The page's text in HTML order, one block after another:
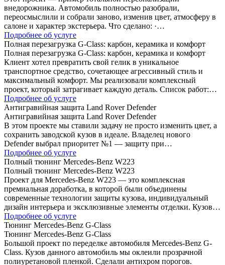
внедорожника. Автомобиль полностью разобрали,
переосмыслили и собрали заново, изменив цвет, атмосферу в
салоне и характер экстерьера. Что сделано: ·…
Подробнее об услуге
Полная перезагрузка G-Class: карбон, керамика и комфорт
Полная перезагрузка G-Class: карбон, керамика и комфорт
Клиент хотел превратить свой гелик в уникальное
транспортное средство, сочетающее агрессивный стиль и
максимальный комфорт. Мы реализовали комплексный
проект, который затрагивает каждую деталь. Список работ:…
Подробнее об услуге
Антигравийная защита Land Rover Defender
Антигравийная защита Land Rover Defender
В этом проекте мы ставили задачу не просто изменить цвет, а
сохранить заводской кузов в идеале. Владелец нового
Defender выбрал приоритет №1 — защиту при…
Подробнее об услуге
Полный тюнинг Mercedes-Benz W223
Полный тюнинг Mercedes-Benz W223
Проект для Mercedes-Benz W223 — это комплексная
премиальная доработка, в которой были объединены
современные технологии защиты кузова, индивидуальный
дизайн интерьера и эксклюзивные элементы отделки. Кузов…
Подробнее об услуге
Тюнинг Mercedes-Benz G-Class
Тюнинг Mercedes-Benz G-Class
Большой проект по переделке автомобиля Mercedes-Benz G-
Class. Кузов данного автомобиль мы оклеили прозрачной
полиуретановой пленкой. Сделали антихром порогов.